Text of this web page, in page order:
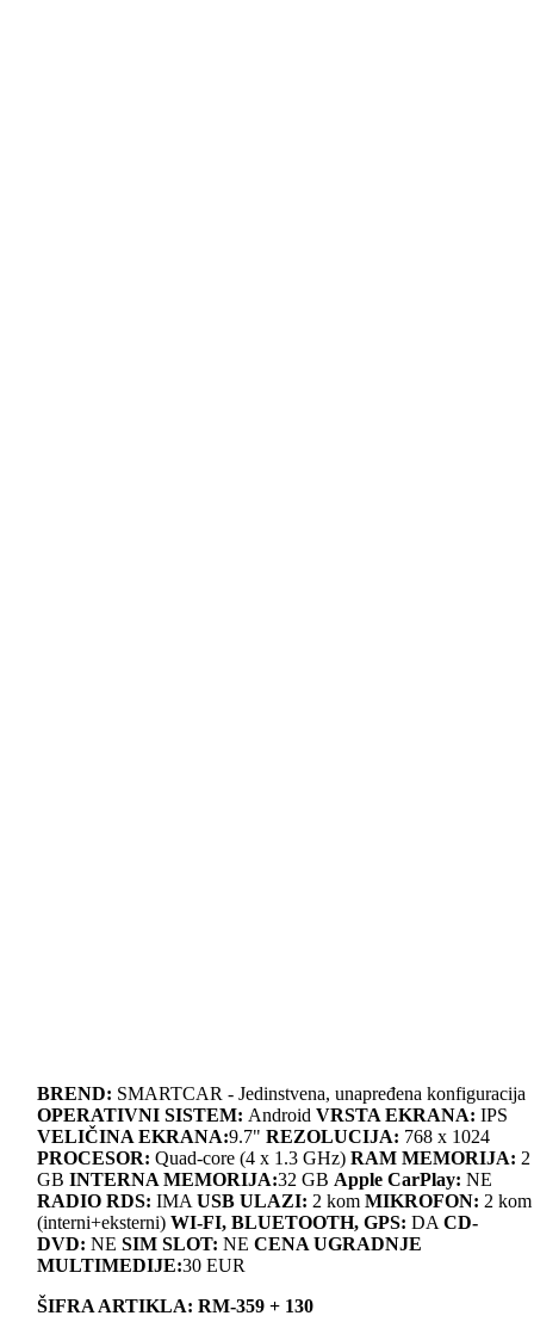
BREND: SMARTCAR - Jedinstvena, unapređena konfiguracija
OPERATIVNI SISTEM: AndroidVRSTA EKRANA:IPS
VELIČINA EKRANA:9.7"REZOLUCIJA: 768 x 1024
PROCESOR: Quad-core (4 x 1.3 GHz)RAM MEMORIJA: 2
GBINTERNA MEMORIJA:32 GB Apple CarPlay:NE
RADIO RDS: IMAUSB ULAZI: 2 komMIKROFON: 2 kom
(interni+eksterni)WI-FI, BLUETOOTH, GPS: DACD-
DVD: NESIM SLOT:NECENA UGRADNJE
MULTIMEDIJE:30 EUR
ŠIFRA ARTIKLA: RM-359 + 130